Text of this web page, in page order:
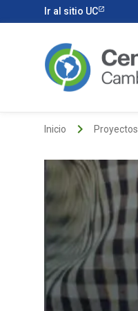
Ir al sitio UC
Inicio keyboard_arrow_right Proyectos